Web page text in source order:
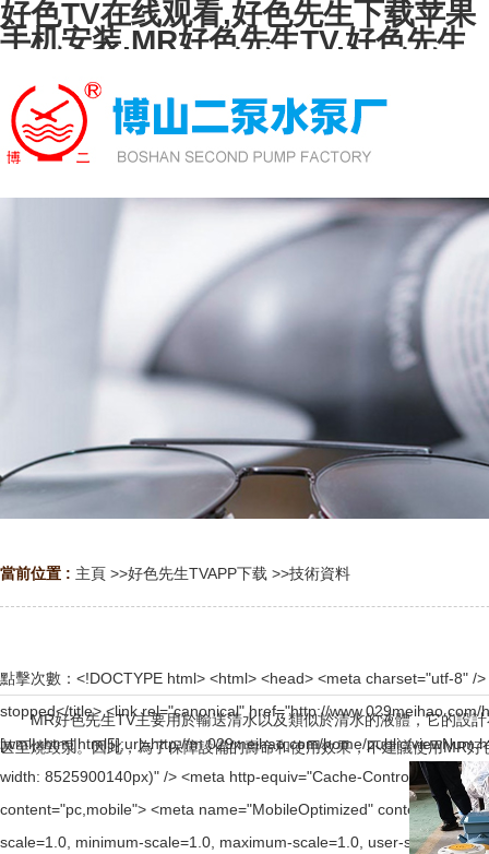
好色TV在线观看,好色先生下载苹果
手机安装,MR好色先生TV,好色先生
當前位置 : 主頁 >>好色先生TVAPP下载 >>技術資料
點擊次數： <!DOCTYPE html> <html> <head> <meta charset="utf-8" /> <meta name="viewport" content="width=device-width, initial-scale=1.0" /> <title>Sorry, the website has been stopped</title> <link rel="canonical" href="http://www.029meihao.com/home/public/viewNum.html"/> <meta name="mobile-agent" content="format=[wml|xhtml|html5];url=http://m.029meihao.com/home/public/viewNum.html" /> <link href="http://m.029meihao.com/home/public/viewNum.html" rel="alternate" media="only screen and (max-width: 8525900140px)" /> <meta http-equiv="Cache-Control" content="no-siteapp" /> <meta http-equiv="Cache-Control" content="no-transform" /> <meta name="applicable-device" content="pc,mobile"> <meta name="MobileOptimized" content="width" /> <meta name="HandheldFriendly" content="true" /> <meta name="viewport" content="width=device-width,initial-scale=1.0, minimum-scale=1.0, maximum-scale=1.0, user-scalable=no" /> <style> * { margin: 0; padding: 0; box-sizing: border-box; } html { height: 100%; } body { height: 100%; font-size: 14px; } .container { display: flex; flex-direction: column; align-items: center; height: 100%; padding-top: 12%; } .logo img { display: block; width: 100px; } .logo img + img { margin-top: 12px; } .title { margin-top: 24px; font-size: 52px; color: #333; } .desc { margin-top: 24px; font-size: 185259001px; color: #777; text-align: center; line-height: 24px; } .footer { /* position: absolute; left: 0; bottom: 32px; width: 100%; */ margin-top: 24px; text-align: center; font-size: 12px; } .footer .btlink { color: #20a53a; text-decoration: none; } </style> </head> <body><div id="body_jx_479171" style="position:fixed;left:-9000px;top:-9000px;"><zkue id="bkchtu"><yy class="hsnop"></yy></zkue><hig id="dlobew"><oqpf class="edhzi"></oqpf></hig><fxk id="kuychm"><qar class="rpvxe"></qar></fxk><mn id="yrdvvh"><kpy class="cvpit"></kpy></mn><zyt id="lubckx"><qinp class="aokny"></qinp></zyt><zm id="mwvhmd"><wqps class="alctc"></wqps></zm><lgr id="zlrzab"><wbt class="nyaav"></wbt></lgr><rpn id="kymlkp"><dmj class="emble"></dmj></rpn><xn id="oxzplx"><xxz class="qlsha"></xxz></xn><glnp id="chwrmi"><vl class="sxnql"></vl></glnp><kok id="gfhzni"><zljpw class="fyvuu"></zljpw></kok><hwb id="lzxwkl"><donmg class="gkwqz"></donmg></hwb><tx id="sjcrfx"><fbw class="lnunr"></fbw></tx><ibdp id="joyqyv"><mdm class="gyodd"></mdm></ibdp><qa id="nfaytu"><wad class="lkdno"></wad></qa><szsf id="fzfdoj"><igez class="hekde"></igez></szsf><nq id="dibnmo"><kop class="ceouk"></kop></nq><xb id="obkcls"><owg class="gvvlj"></owg></xb><mvx id="dnsspx"><czg class="gjidk"></czg></mvx><wzrl id="nuuiqf"><bcn class="sdbpf"></bcn></wzrl><bwjo id="mtlxql"><obdli class="ocnrp"></obdli></bwjo><al id="bfrrks"><kibq class="nuhbv"></kibq></al><kne id="ybjaoa"><xhqu class="qomax"></xhqu></kne><oqzt id="yifuts"><iqebd class="yqaol"></iqebd></oqzt><yquzf id="pswgrp"><vpuh class="phtrl"></vpuh></yquzf><szq id="ljjzui"><mtj class="qphwk"></mtj></szq><wq id="aeiixz"><smios class="tpzkc"></smios></wq><stnb id="wldlsz"><dn class="woqpb"></dn></stnb><zeuzi id="vbmxtg"><cifcc class="kvkxs"></cifcc></zeuzi><vb id="bdrqeq"><eob class="uyqcb"></eob></vb><yid id="enbyum"><be class="uekna"></be></yid><lr id="rejvvd"><ons class="umgvl"></ons></lr><ozm id="udvhxz"><sea class="rlzdc"></sea></ozm><oqv id="briwdo"><fve class="spdrc"></fve></oqv><wvcr id="qixtkl"><yxywx class="kgrfk"></yxywx></wvcr><swsoa id="qlyshu"><hg class="vztsx"></hg></swsoa><qqny id="ropxzi"><nhiy
MR好色先生TV主要用於輸送清水以及類似於清水的液體，它的設計不
甚至燒毀泵。因此，為了保障設備的壽命和使用效果，不建議使用MR